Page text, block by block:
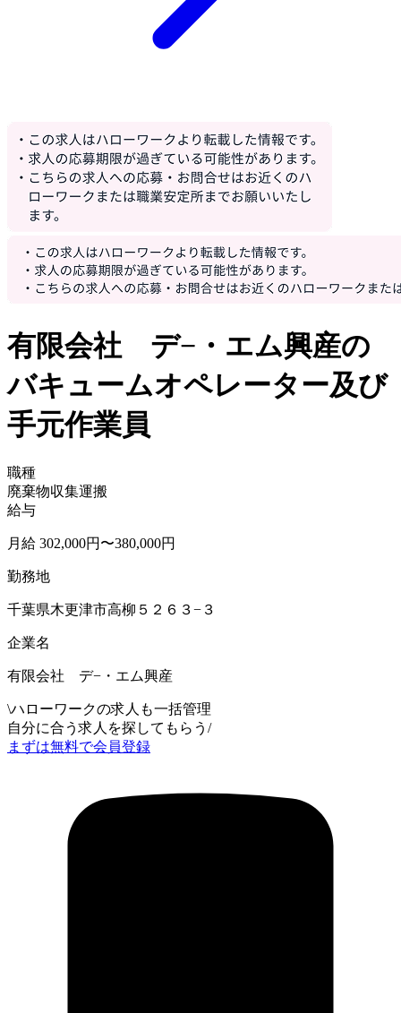
有限会社 デ−・エム興産の
バキュームオペレーター及び
手元作業員
職種
廃棄物収集運搬
給与
月給 302,000円〜380,000円
勤務地
千葉県木更津市高柳５２６３−３
企業名
有限会社 デ−・エム興産
\ハローワークの求人も一括管理
自分に合う求人を探してもらう /
まずは無料で会員登録